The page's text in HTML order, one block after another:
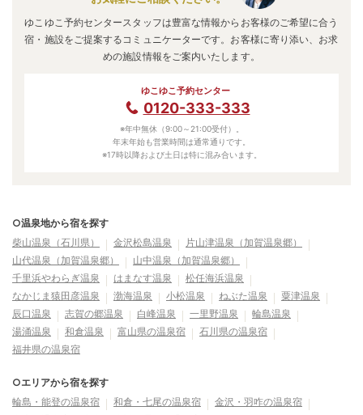
ゆこゆこ予約センタースタッフは豊富な情報からお客様のご希望に合う
宿・施設をご提案するコミュニケーターです。お客様に寄り添い、お求
めの施設情報をご案内いたします。
ゆこゆこ予約センター
0120-333-333
※年中無休（9:00～21:00受付）。
年末年始も営業時間は通常通りです。
※17時以降および土日は特に混み合います。
○温泉地から宿を探す
柴山温泉（石川県）
金沢松島温泉
片山津温泉（加賀温泉郷）
山代温泉（加賀温泉郷）
山中温泉（加賀温泉郷）
千里浜やわらぎ温泉
はまなす温泉
松任海浜温泉
なかじま猿田彦温泉
渤海温泉 小松温泉 ねぶた温泉
粟津温泉
辰口温泉
志賀の郷温泉 白峰温泉 一里野温泉
輪島温泉
湯涌温泉
和倉温泉 富山県の温泉宿
石川県の温泉宿
福井県の温泉宿
○エリアから宿を探す
輪島・能登の温泉宿
和倉・七尾の温泉宿
金沢・羽咋の温泉宿